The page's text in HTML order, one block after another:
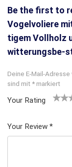
Be the first to
Vogelvoliere
tigem Vollholz
witterungsbe-
Deine E-Mail-
sind mit * markiert
Your Rating
o
5 St
nen
n
Your Review *